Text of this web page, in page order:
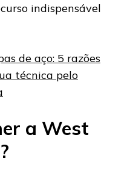
indispensável
de aço: 5 razões
técnica pelo
a West